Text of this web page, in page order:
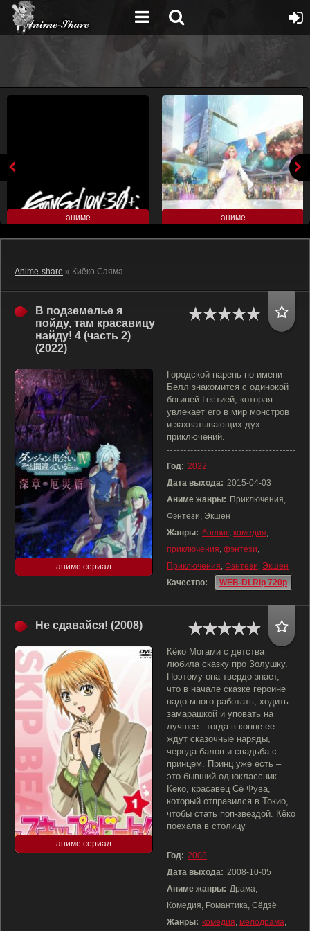
аниме аниме
Anime-share » Киёко Саяма
В подземелье я
пойду, там красавицу
найду! 4 (часть 2)
(2022)
аниме сериал
Городской парень по имени
Белл знакомится с одинокой
богиней Гестией, которая
увлекает его в мир монстров
и захватывающих дух
приключений.
Год: 2022
Дата выхода: 2015-04-03
Аниме жанры: Приключения,
Фэнтези, Экшен
Жанры: боевик, комедия,
приключения, фэнтези,
Приключения, Фэнтези, Экшен
Качество:
WEB-DLRip 720p
Не сдавайся! (2008)
аниме сериал
Кёко Могами с детства
любила сказку про Золушку.
Поэтому она твердо знает,
что в начале сказке героине
надо много работать, ходить
замарашкой и уповать на
лучшее –тогда в конце ее
ждут сказочные наряды,
череда балов и свадьба с
принцем. Принц уже есть –
это бывший одноклассник
Кёко, красавец Сё Фува,
который отправился в Токио,
чтобы стать поп-звездой. Кёко
поехала в столицу
Год: 2008
Дата выхода: 2008-10-05
Аниме жанры: Драма,
Комедия, Романтика, Сёдзё
Жанры: комедия, мелодрама,